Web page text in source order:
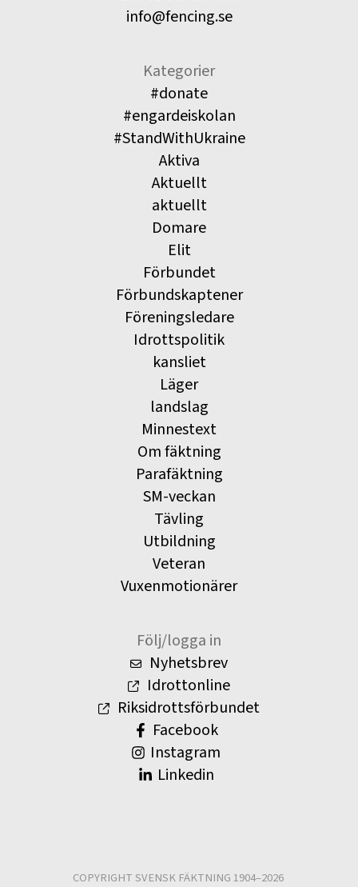
info@fencing.se
Kategorier
#donate
#engardeiskolan
#StandWithUkraine
Aktiva
Aktuellt
aktuellt
Domare
Elit
Förbundet
Förbundskaptener
Föreningsledare
Idrottspolitik
kansliet
Läger
landslag
Minnestext
Om fäktning
Parafäktning
SM-veckan
Tävling
Utbildning
Veteran
Vuxenmotionärer
Följ/logga in
Nyhetsbrev
Idrottonline
Riksidrottsförbundet
Facebook
Instagram
Linkedin
COPYRIGHT SVENSK FÄKTNING 1904–2026